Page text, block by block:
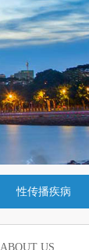
性传播疾病
ABOUT US